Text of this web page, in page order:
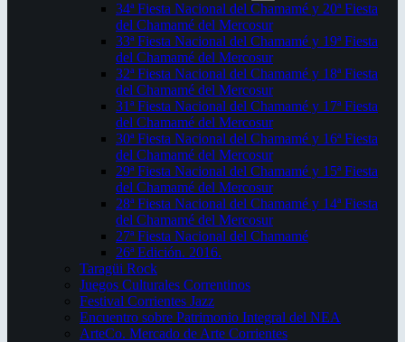
34ª Fiesta Nacional del Chamamé y 20ª Fiesta
del Chamamé del Mercosur
33ª Fiesta Nacional del Chamamé y 19ª Fiesta
del Chamamé del Mercosur
32ª Fiesta Nacional del Chamamé y 18ª Fiesta
del Chamamé del Mercosur
31ª Fiesta Nacional del Chamamé y 17ª Fiesta
del Chamamé del Mercosur
30ª Fiesta Nacional del Chamamé y 16ª Fiesta
del Chamamé del Mercosur
29ª Fiesta Nacional del Chamamé y 15ª Fiesta
del Chamamé del Mercosur
28ª Fiesta Nacional del Chamamé y 14ª Fiesta
del Chamamé del Mercosur
27ª Fiesta Nacional del Chamamé
26ª Edición. 2016.
Taragüi Rock
Juegos Culturales Correntinos
Festival Corrientes Jazz
Encuentro sobre Patrimonio Integral del NEA
ArteCo. Mercado de Arte Corrientes